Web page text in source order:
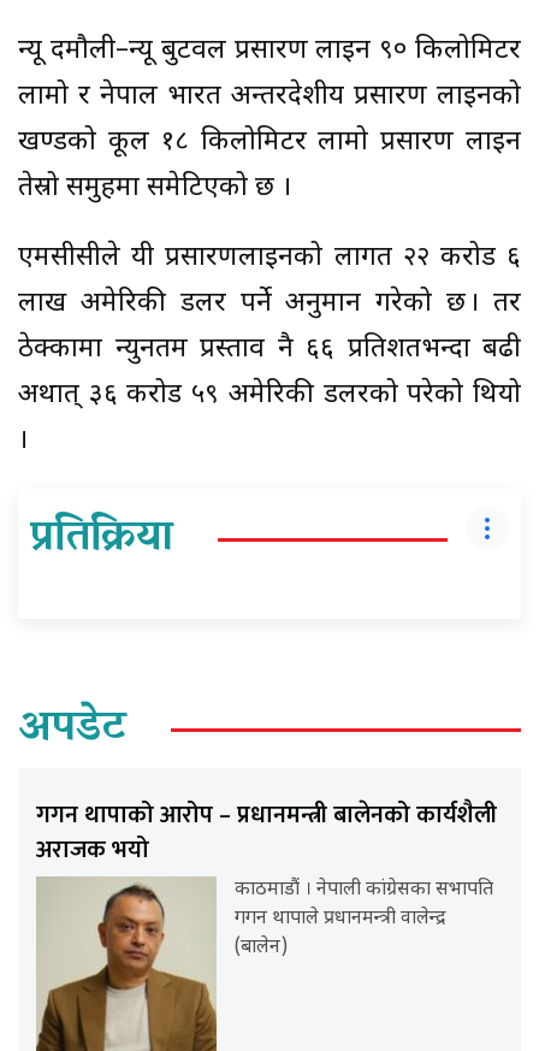
न्यू दमौली–न्यू बुटवल प्रसारण लाइन ९० किलोमिटर
लामो र नेपाल भारत अन्तरदेशीय प्रसारण लाइनको
खण्डको कूल १८ किलोमिटर लामो प्रसारण लाइन
तेस्रो समुहमा समेटिएको छ ।
एमसीसीले यी प्रसारणलाइनको लागत २२ करोड ६
लाख अमेरिकी डलर पर्ने अनुमान गरेको छ । तर
ठेक्कामा न्युनतम प्रस्ताव नै ६६ प्रतिशतभन्दा बढी
अर्थात् ३६ करोड ५९ अमेरिकी डलरको परेको थियो
।
प्रतिक्रिया
अपडेट
गगन थापाको आरोप – प्रधानमन्त्री बालेनको कार्यशैली
अराजक भयो
काठमाडौं । नेपाली कांग्रेसका सभापति
गगन थापाले प्रधानमन्त्री वालेन्द्र
(बालेन)